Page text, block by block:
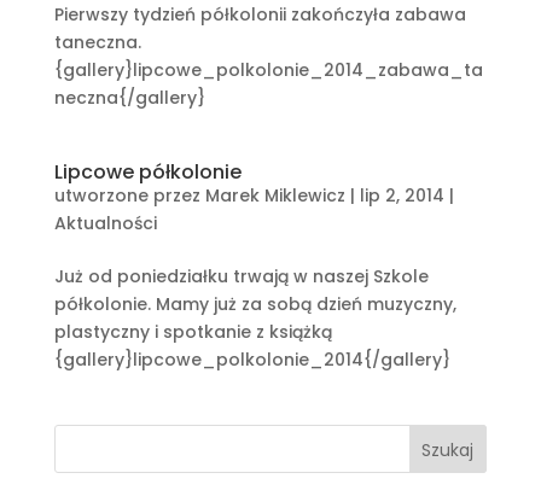
Pierwszy tydzień półkolonii zakończyła zabawa
taneczna.
{gallery}lipcowe_polkolonie_2014_zabawa_ta
neczna{/gallery}
Lipcowe półkolonie
utworzone przez Marek Miklewicz | lip 2, 2014 |
Aktualności
Już od poniedziałku trwają w naszej Szkole
półkolonie. Mamy już za sobą dzień muzyczny,
plastyczny i spotkanie z książką
{gallery}lipcowe_polkolonie_2014{/gallery}